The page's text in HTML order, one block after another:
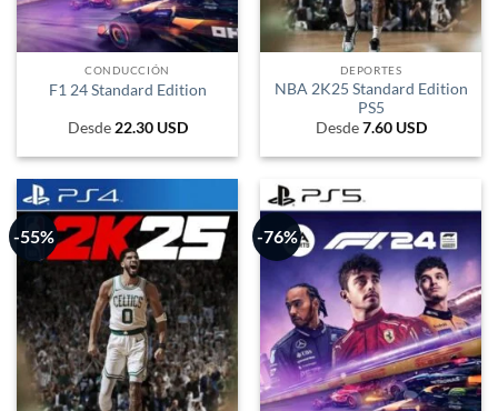
CONDUCCIÓN
F1 24 Standard Edition
Desde22.30 USD
DEPORTES
NBA 2K25 Standard Edition
PS5
Desde7.60 USD
-55% -76%